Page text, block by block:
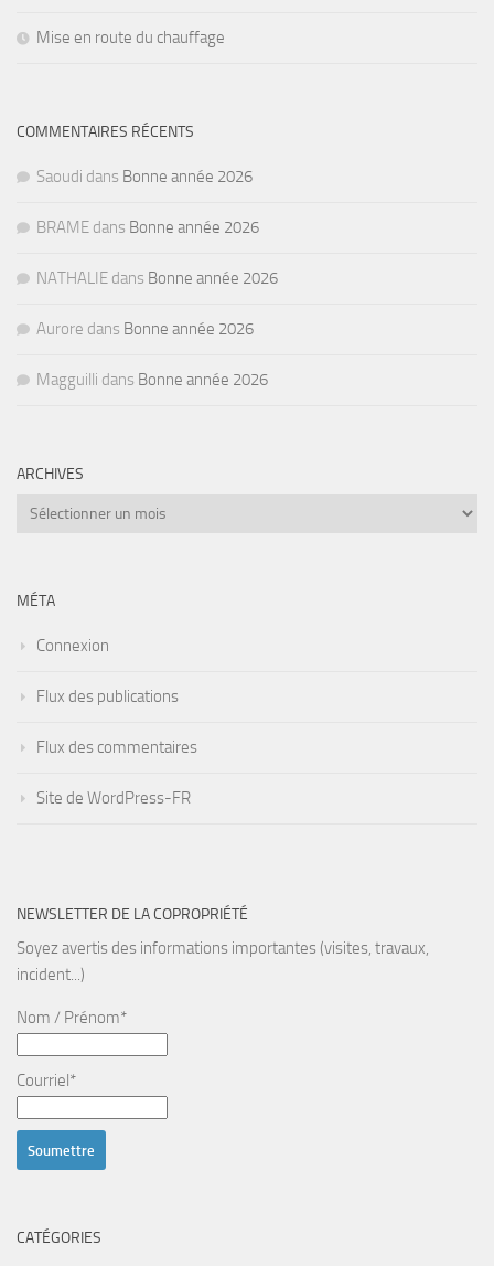
Mise en route du chauffage
COMMENTAIRES RÉCENTS
Saoudi dans Bonne année 2026
BRAME dans Bonne année 2026
NATHALIE dans Bonne année 2026
Aurore dans Bonne année 2026
Magguilli dans Bonne année 2026
ARCHIVES
Archives
MÉTA
Connexion
Flux des publications
Flux des commentaires
Site de WordPress-FR
NEWSLETTER DE LA COPROPRIÉTÉ
Soyez avertis des informations importantes (visites, travaux,
incident...)
Nom / Prénom*
Courriel*
CATÉGORIES